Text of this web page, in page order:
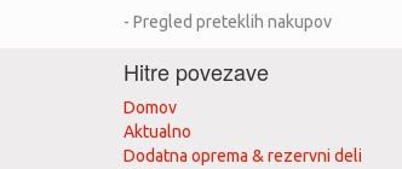
- Pregled preteklih nakupov
Hitre povezave
Domov
Aktualno
Dodatna oprema & rezervni deli